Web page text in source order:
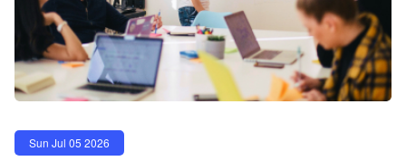
Sun Jul 05 2026